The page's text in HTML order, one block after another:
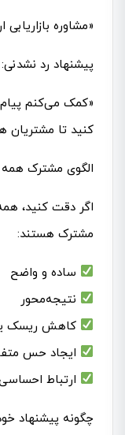
«مشاوره
پیشنهاد رد نشدنی:
«کمک می‌کنم پیام
کنید تا مشتریان
الگوی مشترک
اگر دقت کنید،
مشترک هستند:
ساده و واضح
نتیجه‌محور
کاهش ریسک
ایجاد حس
ارتباط
چگونه پیشنهاد